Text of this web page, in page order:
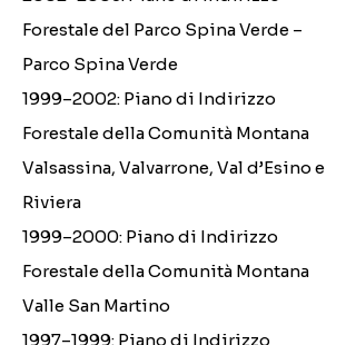
Forestale del Parco Spina Verde –
Parco Spina Verde
1999–2002: Piano di Indirizzo
Forestale della Comunità Montana
Valsassina, Valvarrone, Val d’Esino e
Riviera
1999–2000: Piano di Indirizzo
Forestale della Comunità Montana
Valle San Martino
1997–1999: Piano di Indirizzo